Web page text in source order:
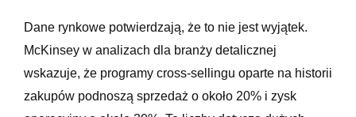
Dane rynkowe potwierdzają, że to nie jest wyjątek.
McKinsey w analizach dla branży detalicznej
wskazuje, że programy cross-sellingu oparte na historii
zakupów podnoszą sprzedaż o około 20% i zysk